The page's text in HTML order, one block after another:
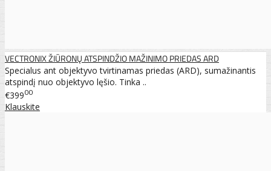
VECTRONIX ŽIŪRONŲ ATSPINDŽIO MAŽINIMO PRIEDAS ARD
Specialus ant objektyvo tvirtinamas priedas (ARD), sumažinantis
atspindį nuo objektyvo lęšio. Tinka ..
€39900
Klauskite